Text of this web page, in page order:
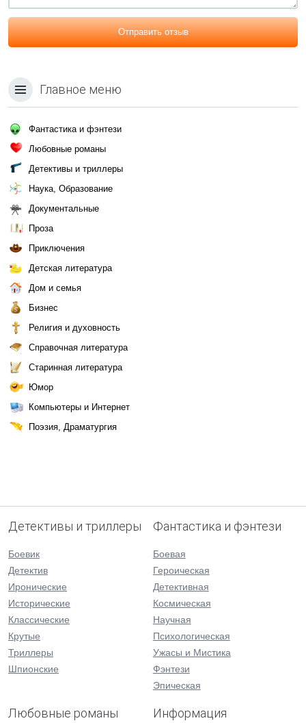
Отправить отзыв
Главное меню
Фантастика и фэнтези
Любовные романы
Детективы и триллеры
Наука, Образование
Документальные
Проза
Приключения
Детская литература
Дом и семья
Бизнес
Религия и духовность
Справочная литература
Старинная литература
Юмор
Компьютеры и Интернет
Поэзия, Драматургия
Детективы и триллеры
Боевик
Детектив
Иронические
Исторические
Классические
Крутые
Триллеры
Шпионские
Фантастика и фэнтези
Боевая
Героическая
Детективная
Космическая
Научная
Психологическая
Ужасы и Мистика
Фэнтези
Эпическая
Любовные романы Информация